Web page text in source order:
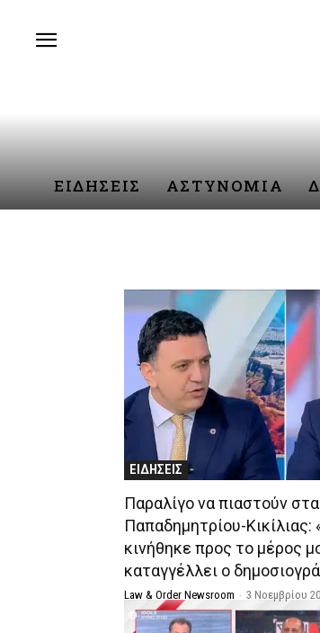
ΕΙΔΗΣΕΙΣ ΑΣΤΥΝΟΜΙΑ
ΕΙΔΗΣΕΙΣ
Παραλίγο να πιαστούν
Παπαδημητρίου-Κικίλιας:
κινήθηκε προς το μέρος
καταγγέλλει ο
Law & Order Newsroom - 3 Νοεμβρίου